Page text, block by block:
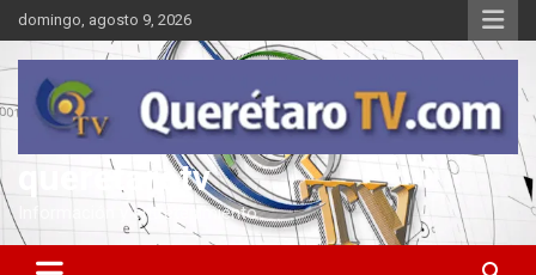
Saltar
al
contenido
domingo, agosto 9, 2026
queretarotv
Información y entretenimiento